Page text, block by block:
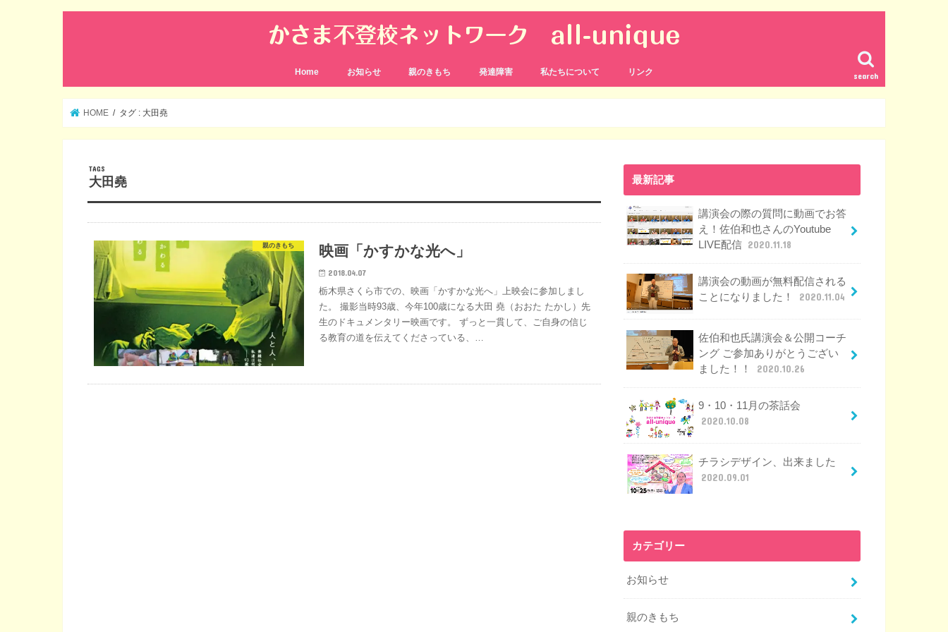
search
Home お知らせ 親のきもち 発達障害 私たちについて リンク
HOME タグ : 大田堯
大田堯
親のきもち 映画「かすかな光へ」
2018.04.07
栃木県さくら市での、映画「かすかな光へ」上映会に参加しまし
た。 撮影当時93歳、今年100歳になる大田 堯（おおた たかし）先
生のドキュメンタリー映画です。 ずっと一貫して、ご自身の信じ
る教育の道を伝えてくださっている、…
最新記事
講演会の際の質問に動画でお答
え！佐伯和也さんのYoutube
LIVE配信 2020.11.18
講演会の動画が無料配信される
ことになりました！
2020.11.04
佐伯和也氏講演会＆公開コーチ
ング ご参加ありがとうござい
ました！！
2020.10.26
9・10・11月の茶話会
2020.10.08
チラシデザイン、出来ました
2020.09.01
カテゴリー
お知らせ
親のきもち